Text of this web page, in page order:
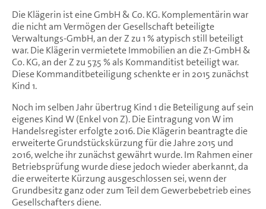
Die Klägerin ist eine GmbH & Co. KG. Komplementärin war
die nicht am Vermögen der Gesellschaft beteiligte
Verwaltungs-GmbH, an der Z zu 1 % atypisch still beteiligt
war. Die Klägerin vermietete Immobilien an die Z1-GmbH &
Co. KG, an der Z zu 57,5 % als Kommanditist beteiligt war.
Diese Kommanditbeteiligung schenkte er in 2015 zunächst
Kind 1.
Noch im selben Jahr übertrug Kind 1 die Beteiligung auf sein
eigenes Kind W (Enkel von Z). Die Eintragung von W im
Handelsregister erfolgte 2016. Die Klägerin beantragte die
erweiterte Grundstückskürzung für die Jahre 2015 und
2016, welche ihr zunächst gewährt wurde. Im Rahmen einer
Betriebsprüfung wurde diese jedoch wieder aberkannt, da
die erweiterte Kürzung ausgeschlossen sei, wenn der
Grundbesitz ganz oder zum Teil dem Gewerbebetrieb eines
Gesellschafters diene.